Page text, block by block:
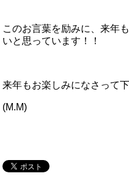
このお言葉を励みに、来年
いと思っています！！
来年もお楽しみになさって
(M.M)